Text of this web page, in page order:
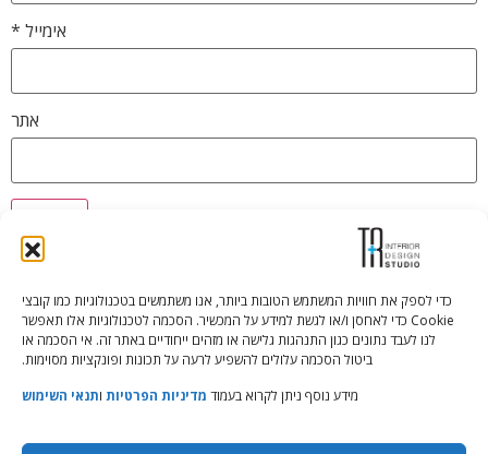
כדי לספק את חוויות המשתמש הטובות ביותר, אנו משתמשים בטכנולוגיות כמו קובצי
Cookie כדי לאחסן ו/או לגשת למידע על המכשיר. הסכמה לטכנולוגיות אלו תאפשר
לנו לעבד נתונים כגון התנהגות גלישה או מזהים ייחודיים באתר זה. אי הסכמה או
ביטול הסכמה עלולים להשפיע לרעה על תכונות ופונקציות מסוימות.
מידע נוסף ניתן לקרוא בעמוד מדיניות הפרטיות ותנאי השימוש
אימייל *
אתר
Tali Shenfeld:052.620.2446
tali@TRstudio.co.il